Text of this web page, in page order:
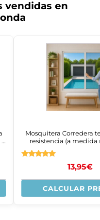
vendidas en
o
Mosquitera Corredera
resistencia (a
de 5
13,95€
CALCULAR